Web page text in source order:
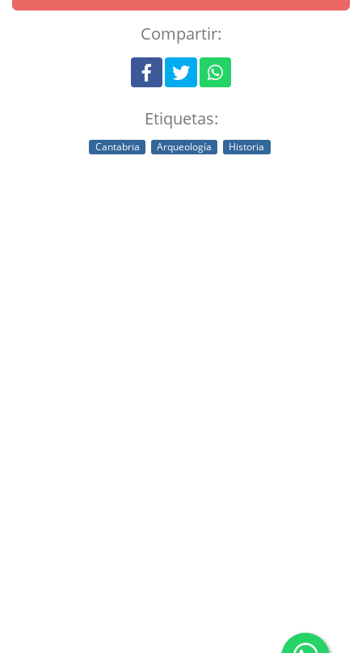
Compartir:
Etiquetas:
Cantabria Arqueología Historia